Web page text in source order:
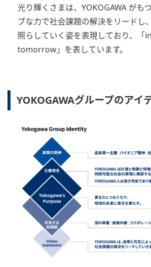
光り輝くさまは、YOKOGAWA がも
ブな力で社会課題の解決をリードし
照らしていく姿を表現しており、「
tomorrow」を表しています。
YOKOGAWAグループのアイ